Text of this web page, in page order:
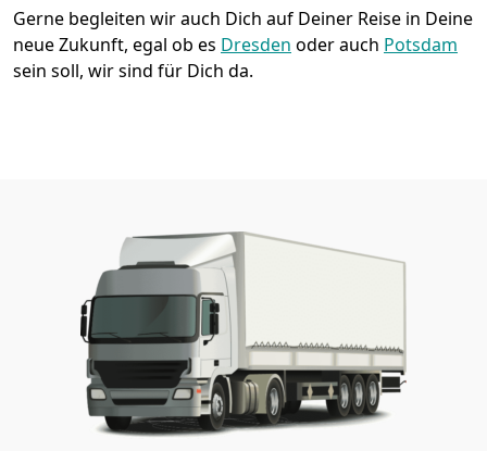
Gerne begleiten wir auch Dich auf Deiner Reise in Deine
neue Zukunft, egal ob es Dresden oder auch Potsdam
sein soll, wir sind für Dich da.